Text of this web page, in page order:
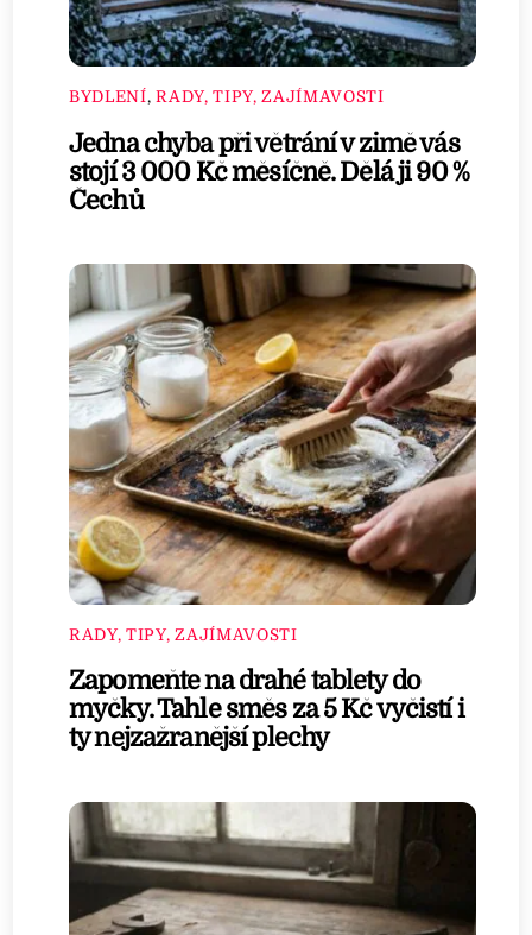
BYDLENÍ,RADY, TIPY, ZAJÍMAVOSTI
Jedna chyba při větrání v zimě vás
stojí 3 000 Kč měsíčně. Dělá ji 90 %
Čechů
RADY, TIPY, ZAJÍMAVOSTI
Zapomeňte na drahé tablety do
myčky. Tahle směs za 5 Kč vyčistí i
ty nejzažranější plechy